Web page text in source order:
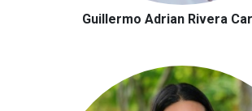
Guillermo Adrian Rivera